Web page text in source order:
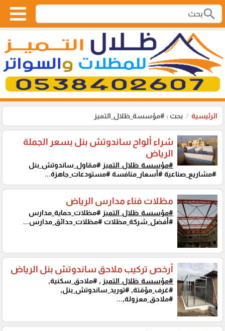
search
الرئيسية بحث : #مؤسسة_ظلال_التميز
شراء ألواح ساندوتش بنل بسعر الجملة
الرياض
#مؤسسة_ظلال_التميز #مقاول_ساندوتش_بنل
#مشاريع_صناعية #أسعار_منافسة #مستودعات_جاهزة...
مظلات فناء مدارس الرياض
#مؤسسة_ظلال_التميز #مظلات_حماية_مدارس
#أفضل_شركة_مظلات #مظلات_حدائق_مدارس...
أرخص تركيب ملاحق ساندوتش بنل الرياض
#مؤسسة_ظلال_التميز , #ملاحق_سكنية,
#غرف_مؤقتة, #توريد_ساندوتش_بنل,
#ملاحق_معزولة,...